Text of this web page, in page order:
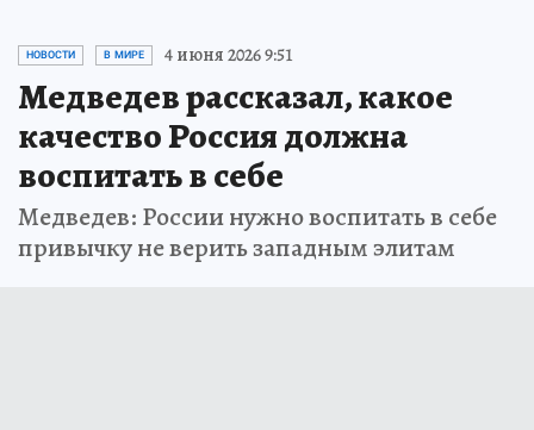
НОВОСТИ В МИРЕ 4 июня 2026 9:51
Медведев рассказал, какое
качество Россия должна
воспитать в себе
Медведев: России нужно воспитать в себе
привычку не верить западным элитам